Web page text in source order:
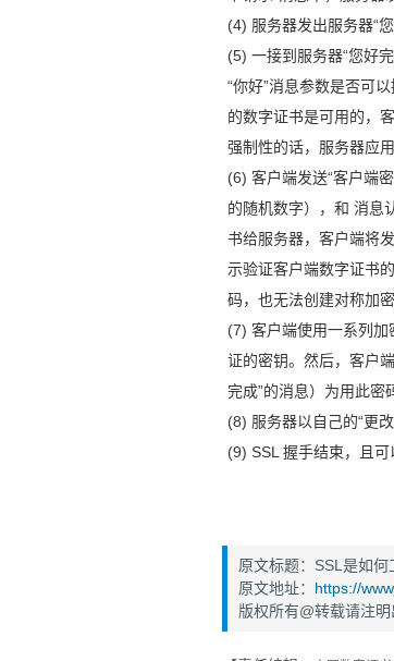
(4) 服务器发出服务器“
(5) 一接到服务器“您好
“你好”消息参数是否可
的数字证书是可用的，
强制性的话，服务器应
(6) 客户端发送“客户端
的随机数字），和 消息
书给服务器，客户端将
示验证客户端数字证书
码，也无法创建对称加
(7) 客户端使用一系列
证的密钥。然后，客户
完成”的消息）为用此密
(8) 服务器以自己的“更
(9) SSL 握手结束，且可
原文标题：SSL是如何
原文地址： https://
版权所有@转载请注